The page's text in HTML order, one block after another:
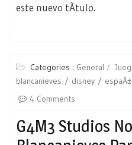
este nuevo tÃ­tulo.
Categories : General
blancanieves
disney
4 Comments
G4M3 Studios